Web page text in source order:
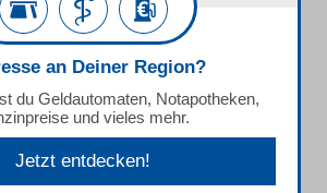
an Deiner Region?
du Geldautomaten, Notapotheken,
und vieles mehr.
Jetzt entdecken!